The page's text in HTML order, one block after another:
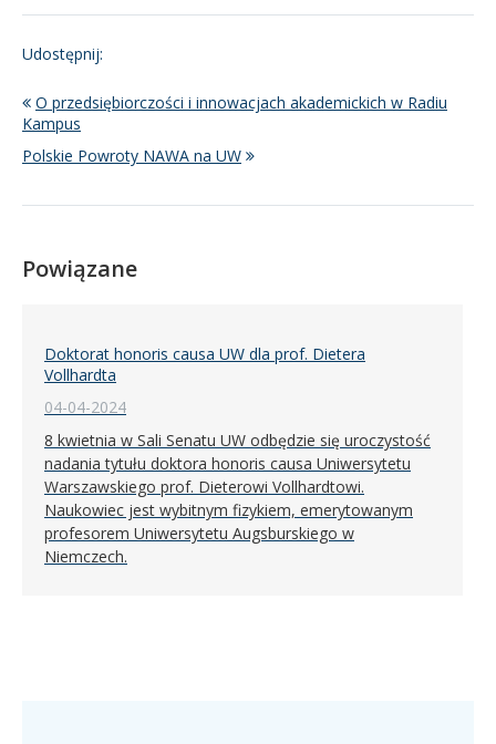
Udostępnij:
O przedsiębiorczości i innowacjach akademickich w Radiu
Kampus
Polskie Powroty NAWA na UW
Powiązane
Doktorat honoris causa UW dla prof. Dietera
Vollhardta
04-04-2024
8 kwietnia w Sali Senatu UW odbędzie się uroczystość
nadania tytułu doktora honoris causa Uniwersytetu
Warszawskiego prof. Dieterowi Vollhardtowi.
Naukowiec jest wybitnym fizykiem, emerytowanym
profesorem Uniwersytetu Augsburskiego w
Niemczech.